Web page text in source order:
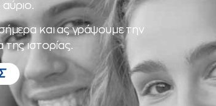
και ας γράψουμε την
της ιστορίας.